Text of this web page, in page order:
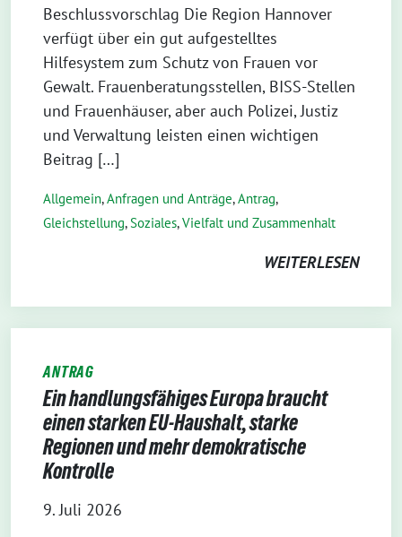
Beschlussvorschlag Die Region Hannover
verfügt über ein gut aufgestelltes
Hilfesystem zum Schutz von Frauen vor
Gewalt. Frauenberatungsstellen, BISS-Stellen
und Frauenhäuser, aber auch Polizei, Justiz
und Verwaltung leisten einen wichtigen
Beitrag […]
Allgemein,Anfragen und Anträge,Antrag,
Gleichstellung,Soziales,Vielfalt und Zusammenhalt
WEITERLESEN
ANTRAG
Ein handlungsfähiges Europa braucht
einen starken EU-Haushalt, starke
Regionen und mehr demokratische
Kontrolle
9. Juli 2026